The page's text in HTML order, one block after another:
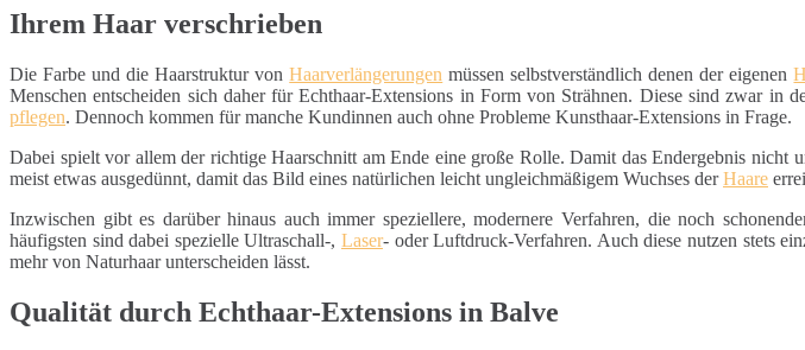
Ihrem Haar verschrieben
Die Farbe und die Haarstruktur vonHaarverlängerungen müssen selbstverständlich denen der eigenen
Menschen entscheiden sich daher für Echthaar-Extensions in Form von Strähnen. Diese sind zwar
pflegen. Dennoch kommen für manche Kundinnen auch ohne Probleme Kunsthaar-Extensions in Frage.
Dabei spielt vor allem der richtige Haarschnitt am Ende eine große Rolle. Damit das Endergebnis
meist etwas ausgedünnt, damit das Bild eines natürlichen leicht ungleichmäßigem Wuchses derHaare
Inzwischen gibt es darüber hinaus auch immer speziellere, modernere Verfahren, die noch
häufigsten sind dabei spezielle Ultraschall-, Laser- oder Luftdruck-Verfahren. Auch diese nutzen stets
mehr von Naturhaar unterscheiden lässt.
Qualität durch Echthaar-Extensions in Balve